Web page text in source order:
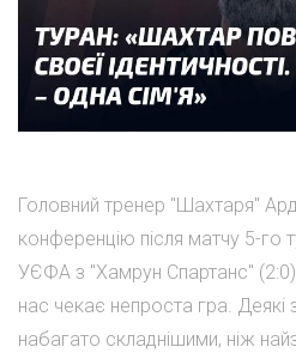
Головний тренер "Шахтаря"
конференцію після матчу 5-го
УЄФА з "Хамрун Спартанс"
нас чекає непроста гра. Деякі
набагато складнішими, ніж